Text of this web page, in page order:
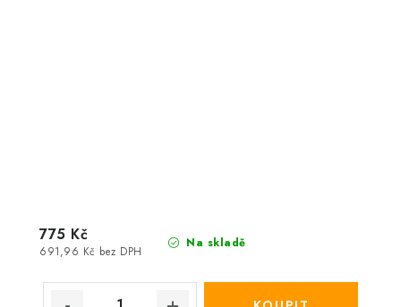
Na skladě
691,96 Kč bez DPH
775 Kč